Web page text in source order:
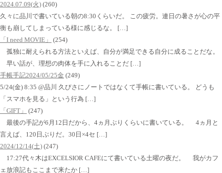
2024.07.09(火) (260)
久々に品川で書いている朝の8:30くらいだ。 この疲労。連日の暑さが心の平
衡も崩してしまっている様に感じるな。 […]
「I need MOVIE」
(254)
孤独に耐えられる方法といえば、自分が満足できる自分に成ることだな。
早い話が、理想の肉体を手に入れることだ […]
手帳手記2024/05/25金 (249)
5/24(金) 8:35 @品川 久びさにノートではなくて手帳に書いている。 どうも
「スマホを見る」という行為 […]
「GIFT」
(247)
最後の手記が6月12日だから、4ヵ月ぶりくらいに書いている。 4ヵ月と
言えば、120日ぶりだ。30日×4セ […]
2024/12/14(土) (247)
17:27代々木はEXCELSIOR CAFEにて書いている土曜の夜だ。 我がカフ
ェ放浪記もここまで来たか […]